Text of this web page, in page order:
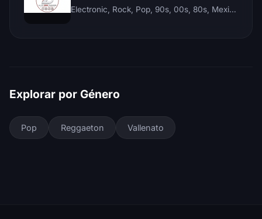
Electronic, Rock, Pop, 90s, 00s, 80s, Mexican, Ranchera, Reggaeton, Instrumental, Salsa, Merengue, Tropical, Romantic, Vallenato, Llanera
Explorar por Género
Pop Reggaeton Vallenato